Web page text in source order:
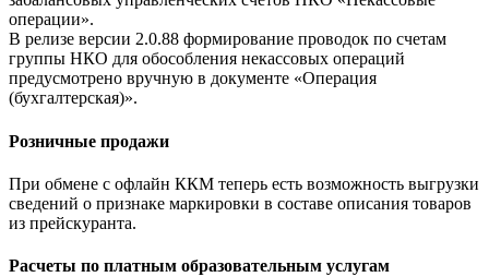
операции».
В релизе версии 2.0.88 формирование проводок по счетам
группы НКО для обособления некассовых операций
предусмотрено вручную в документе «Операция
(бухгалтерская)».
Розничные продажи
При обмене с офлайн ККМ теперь есть возможность выгрузки
сведений о признаке маркировки в составе описания товаров
из прейскуранта.
Расчеты по платным образовательным услугам